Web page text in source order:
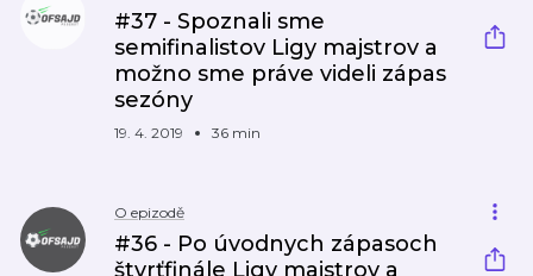
#37 - Spoznali sme
semifinalistov Ligy majstrov a
možno sme práve videli zápas
sezóny
19. 4. 2019 36 min
O epizodě
#36 - Po úvodnych zápasoch
štvrťfinále Ligy majstrov a